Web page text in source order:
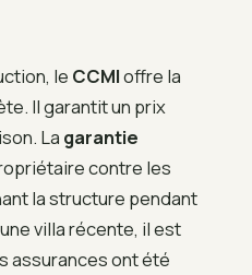
le CCMIoffre la
Il garantit un prix
La garantie
contre les
la structure pendant
villa récente, il est
assurances ont été